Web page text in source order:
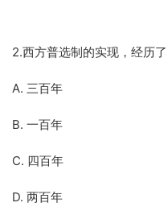
2.西方普选制的实现，经历
A. 三百年
B. 一百年
C. 四百年
D. 两百年